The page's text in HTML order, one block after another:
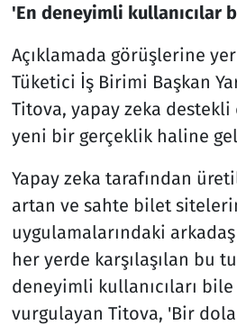
'En deneyimli kullanıcılar
Açıklamada görüşlerine
Tüketici İş Birimi Başkan
Titova, yapay zeka destekli
yeni bir gerçeklik haline
Yapay zeka tarafından
artan ve sahte bilet
uygulamalarındaki
her yerde karşılaşılan bu
deneyimli kullanıcıları
vurgulayan Titova, 'Bir